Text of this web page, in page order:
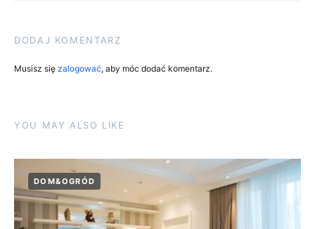
DODAJ KOMENTARZ
Musisz się zalogować, aby móc dodać komentarz.
YOU MAY ALSO LIKE
DOM&OGRÓD